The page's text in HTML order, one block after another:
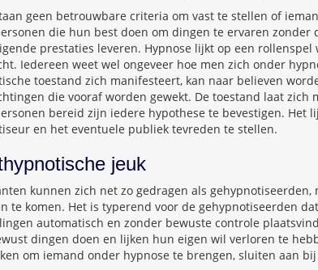
geen betrouwbare criteria om vast te stellen of
die hun best doen om dingen te ervaren zonder
prestaties leveren. Hypnose lijkt op een
Iedereen weet wel ongeveer hoe men zich onder
toestand zich manifesteert, kan naar believen
die vooraf worden gewekt. De toestand laat zich
bereid zijn iedere hypothese te bevestigen. Het
en het eventuele publiek tevreden te stellen.
jeuk
kunnen zich net zo gedragen als
te komen. Het is typerend voor de gehypnotiseerden
automatisch en zonder bewuste controle
dingen doen en lijken hun eigen wil verloren te
om iemand onder hypnose te brengen, sluiten aan